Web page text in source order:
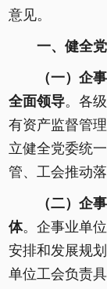
意见。
一、健全
（一）企事
全面领导。各
有资产监督管
立健全党委统
管、工会推动
（二）企
体。企事业单
安排和发展规
单位工会负责